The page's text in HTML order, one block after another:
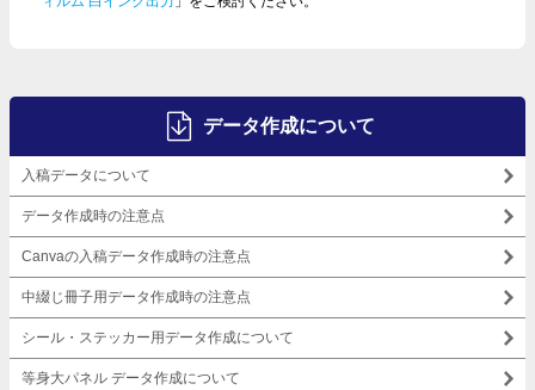
データ作成について
入稿データについて
データ作成時の注意点
Canvaの入稿データ作成時の注意点
中綴じ冊子用データ作成時の注意点
シール・ステッカー用データ作成について
等身大パネル データ作成について